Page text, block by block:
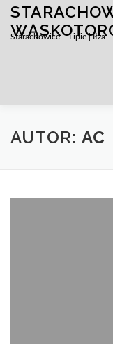
Przejdź
treściStarachowice – Lipie | Iłża
AUTOR: AC